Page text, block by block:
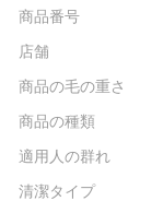
商品番号
店舗
商品の毛の重さ
商品の種類
適用人の群れ
清潔タイプ